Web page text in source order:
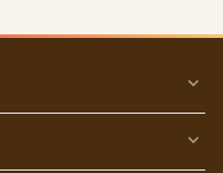
expand_more
expand_more